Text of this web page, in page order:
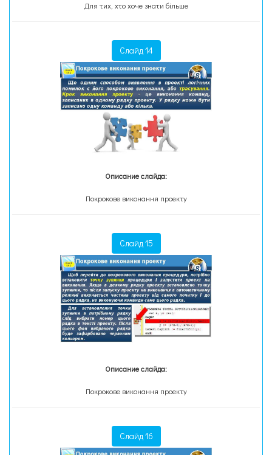
Для тих, хто хоче знати більше
Слайд 14
Описание слайда:
Покрокове виконання проекту
Слайд 15
Описание слайда:
Покрокове виконання проекту
Слайд 16